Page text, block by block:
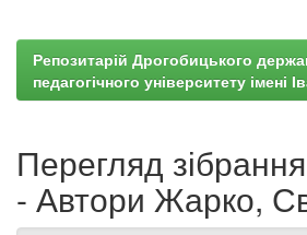
Репозитарій Дрогобицького
педагогічного університету імені
Перегляд
- Автори Жарко,